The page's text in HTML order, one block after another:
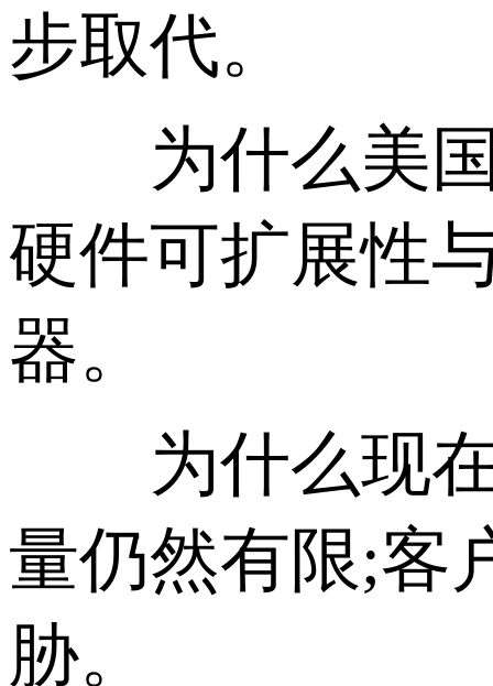
步取代。
为什么美国
硬件可扩展性
器。
为什么现在
量仍然有限;客
胁。